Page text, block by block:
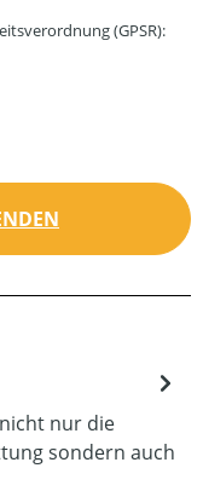
(GPSR):
nur die
sondern auch